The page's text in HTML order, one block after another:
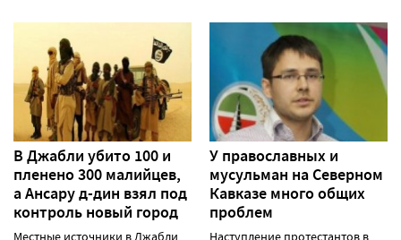
В Джабли убито 100 и
пленено 300 малийцев,
а Ансару д-дин взял под
контроль новый город
Местные источники в Джабли
У православных и
мусульман на Северном
Кавказе много общих
проблем
Наступление протестантов в